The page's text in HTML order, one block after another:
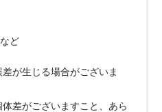
ど
が生じる場合がございま
差がございますこと、あら